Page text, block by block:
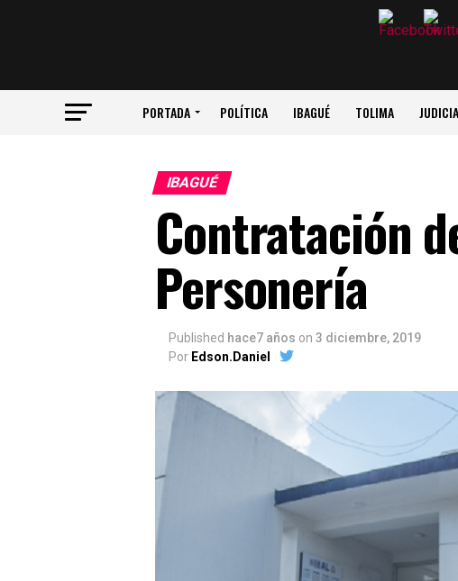
PORTADA POLÍTICA IBAGUÉ TOLIMA
IBAGUÉ
Contratación
Personería
Published hace7 años on 3 diciembre, 2019
Por Edson.Daniel